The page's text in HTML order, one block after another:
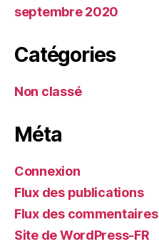
septembre 2020
Catégories
Non classé
Méta
Connexion
Flux des publications
Flux des commentaires
Site de WordPress-FR